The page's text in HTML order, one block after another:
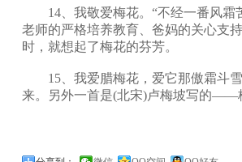
14、我敬爱梅花。“不经一番风霜
老师的严格培养教育、爸妈的关心支
时，就想起了梅花的芬芳。
15、我爱腊梅花，爱它那傲霜斗雪
来。另外一首是(北宋)卢梅坡写的――